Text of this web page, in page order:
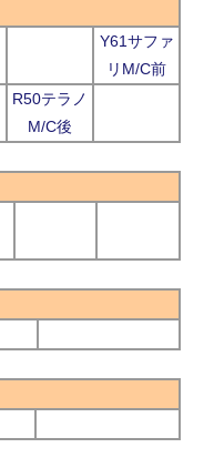
Y61サファ
リM/C前
R50テラノ
M/C後